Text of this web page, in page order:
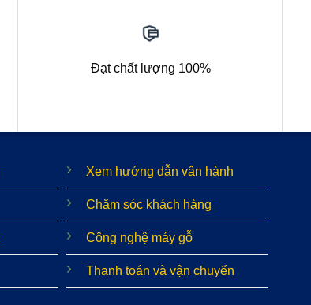
Đạt chất lượng 100%
Xem hướng dẫn vận hành
Chăm sóc khách hàng
Công nghệ máy gỗ
Thanh toán và vận chuyển